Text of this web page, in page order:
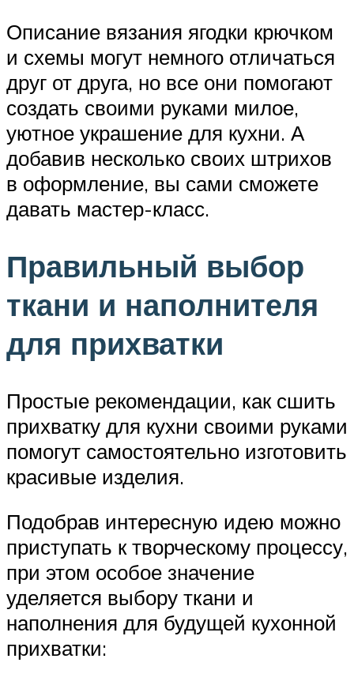
Описание вязания ягодки крючком
и схемы могут немного отличаться
друг от друга, но все они помогают
создать своими руками милое,
уютное украшение для кухни. А
добавив несколько своих штрихов
в оформление, вы сами сможете
давать мастер-класс.
Правильный выбор
ткани и наполнителя
для прихватки
Простые рекомендации, как сшить
прихватку для кухни своими руками
помогут самостоятельно изготовить
красивые изделия.
Подобрав интересную идею можно
приступать к творческому процессу,
при этом особое значение
уделяется выбору ткани и
наполнения для будущей кухонной
прихватки: